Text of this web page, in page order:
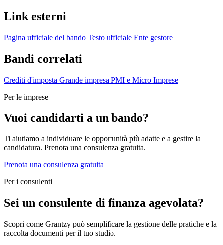
Link esterni
Pagina ufficiale del bando Testo ufficiale Ente gestore
Bandi correlati
Crediti d'imposta Grande impresa PMI e Micro Imprese
Per le imprese
Vuoi candidarti a un bando?
Ti aiutiamo a individuare le opportunità più adatte e a gestire la
candidatura. Prenota una consulenza gratuita.
Prenota una consulenza gratuita
Per i consulenti
Sei un consulente di finanza agevolata?
Scopri come Grantzy può semplificare la gestione delle pratiche e la
raccolta documenti per il tuo studio.